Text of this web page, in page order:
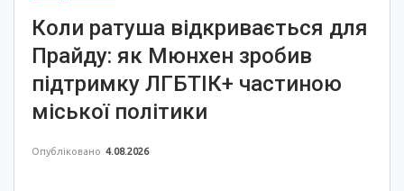
Коли ратуша відкривається для
Прайду: як Мюнхен зробив
підтримку ЛГБТІК+ частиною
міської політики
Опубліковано 4.08.2026